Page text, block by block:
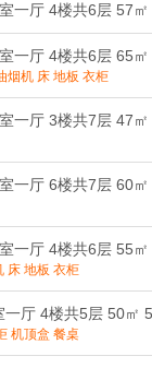
一厅 4楼共6层 57
一厅 4楼共6层 65㎡
烟机 床 地板 衣柜
一厅 3楼共7层 47㎡
一厅 6楼共7层 60㎡
一厅 4楼共6层 55㎡
床 地板 衣柜
一厅 4楼共5层 50㎡
机顶盒 餐桌